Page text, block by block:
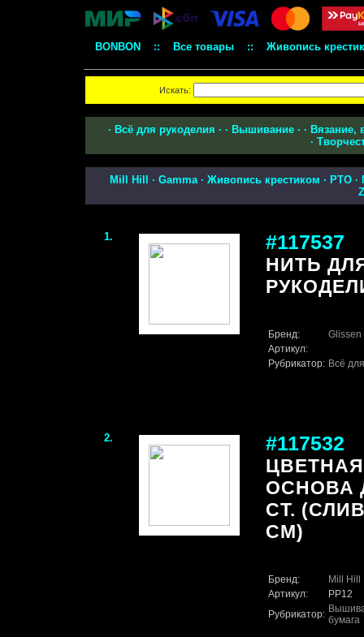
BONBON :: Все товары :: Живопись
Искать:
· Всё для рукоделия · · Вышивание · · Вязание,
·
Mill Hill · Gamma· Живопись крестиком · РТО·
1. #117537
НИТЬ
Бренд:
Glissen
Артикул:
Рубрикатор: Всё
2. #117532
ОСНОВА
CT.
СМ)
Бренд:
Mill Hill
Артикул:
PP12
Рубрикатор: бумага